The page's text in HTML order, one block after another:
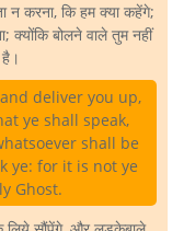
न करना, कि हम क्या कहेंगे;
क्योंकि बोलने वाले तुम नहीं
deliver you up,
ye shall speak,
shall be
ye: for it is not ye
Ghost.